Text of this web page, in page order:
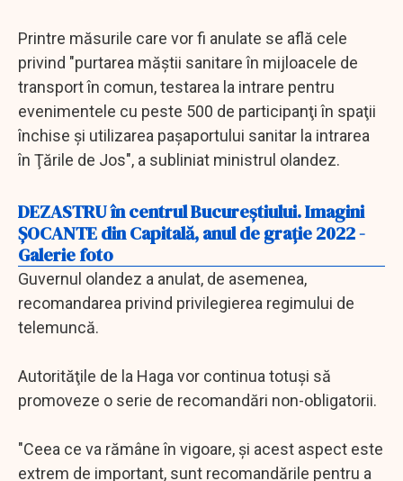
Printre măsurile care vor fi anulate se află cele
privind "purtarea măştii sanitare în mijloacele de
transport în comun, testarea la intrare pentru
evenimentele cu peste 500 de participanţi în spaţii
închise şi utilizarea paşaportului sanitar la intrarea
în Ţările de Jos", a subliniat ministrul olandez.
DEZASTRU în centrul Bucureștiului. Imagini
ŞOCANTE din Capitală, anul de graţie 2022 -
Galerie foto
Guvernul olandez a anulat, de asemenea,
recomandarea privind privilegierea regimului de
telemuncă.
Autorităţile de la Haga vor continua totuşi să
promoveze o serie de recomandări non-obligatorii.
"Ceea ce va rămâne în vigoare, şi acest aspect este
extrem de important, sunt recomandările pentru a